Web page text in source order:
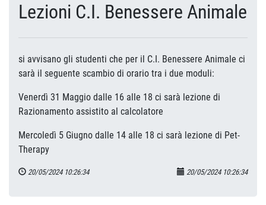
Lezioni C.I. Benessere Animale
si avvisano gli studenti che per il C.I. Benessere Animale ci
sarà il seguente scambio di orario tra i due moduli:
Venerdì 31 Maggio dalle 16 alle 18 ci sarà lezione di
Razionamento assistito al calcolatore
Mercoledì 5 Giugno dalle 14 alle 18 ci sarà lezione di Pet-
Therapy
20/05/2024 10:26:34 20/05/2024 10:26:34